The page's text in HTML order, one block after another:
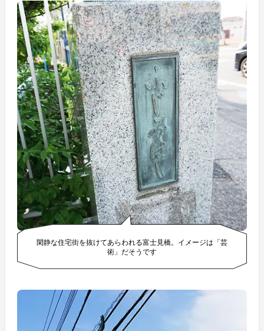
閑静な住宅街を抜けてあらわれる富士見橋。イメージは「芸
術」だそうです